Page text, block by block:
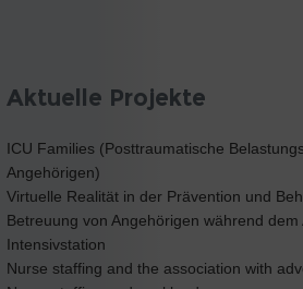
Aktuelle Projekte
ICU Families (Posttraumatische
Angehörigen)
Virtuelle Realität in der Prävention und
Betreuung von Angehörigen während
Intensivstation
Nurse staffing and the association with